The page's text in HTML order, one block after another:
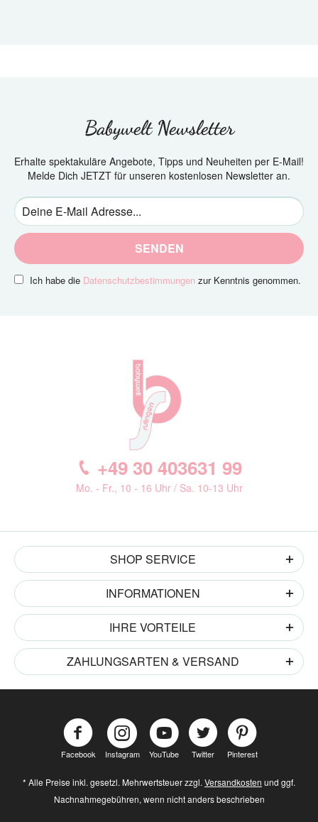
Babywelt Newsletter
Erhalte spektakuläre Angebote, Tipps und Neuheiten per E-Mail!
Melde Dich JETZT für unseren kostenlosen Newsletter an.
SENDEN
Ich habe die Datenschutzbestimmungen zur Kenntnis genommen.
+49 30 403631 99
Mo. - Fr., 10 - 16 Uhr / Sa. 10-13 Uhr
SHOP SERVICE
INFORMATIONEN
IHRE VORTEILE
ZAHLUNGSARTEN & VERSAND
Facebook Instagram YouTube Twitter Pinterest
* Alle Preise inkl. gesetzl. Mehrwertsteuer zzgl. Versandkosten und ggf.
Nachnahmegebühren, wenn nicht anders beschrieben